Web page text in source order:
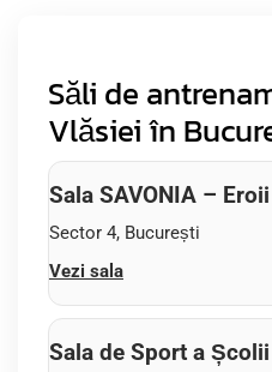
Săli de
Vlăsiei în
Sala SAVONIA –
Sector 4, București
Vezi sala
Sala de Sport a